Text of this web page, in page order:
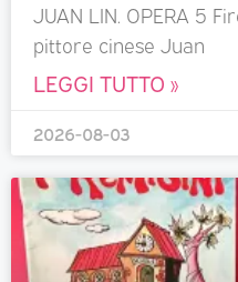
JUAN LIN. OPERA 5
pittore cinese Juan
LEGGI TUTTO »
2026-08-03